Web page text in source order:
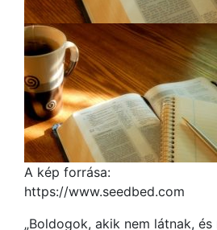
A kép forrása:
https://www.seedbed.com
„Boldogok, akik nem látnak, és